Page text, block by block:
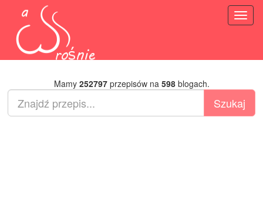
Mamy 252797przepisów na 598blogach.